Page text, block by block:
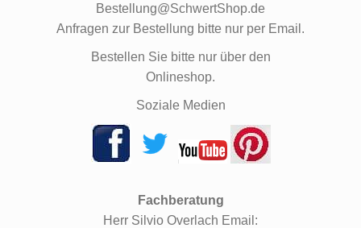
Bestellung@SchwertShop.de
Anfragen zur Bestellung bitte nur per Email.
Bestellen Sie bitte nur über den
Onlineshop.
Soziale Medien
Fachberatung
Herr Silvio Overlach Email: